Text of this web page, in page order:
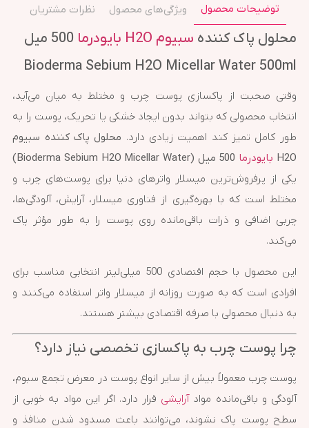
توضیحات محصول ویژگی‌های محصول نظرات مشتریان
محلول پاک کننده سبیوم H2O بایودرما
Bioderma Sebium H2O Micellar Water 500ml
وقتی صحبت از پاکسازی پوست چرب و مختلط به میان می‌آید،
انتخاب محصولی که بتواند بدون ایجاد خشکی یا تحریک، پوست را به
طور کامل تمیز کند اهمیت زیادی دارد. محلول پاک کننده سبیوم
H2O بایودرما
یکی از پرفروش‌ترین میسلار واترهای دنیا برای پوست‌های چرب و
مختلط است که با بهره‌گیری از فناوری میسلار، آرایش، آلودگی‌ها،
چربی اضافی و ذرات باقی‌مانده روی پوست را به طور مؤثر پاک
می‌کند.
این محصول با حجم اقتصادی 500 میلی‌لیتر انتخابی مناسب برای
افرادی است که به صورت روزانه از میسلار واتر استفاده می‌کنند و
به دنبال محصولی با صرفه اقتصادی بیشتر هستند.
چرا پوست چرب به پاکسازی تخصصی نیاز دارد؟
پوست چرب معمولاً بیش از سایر انواع پوست در معرض تجمع سبوم،
آلودگی و باقی‌مانده موادآرایشی قرار دارد. اگر این مواد به خوبی از
سطح پوست پاک نشوند، می‌توانند باعث مسدود شدن منافذ و